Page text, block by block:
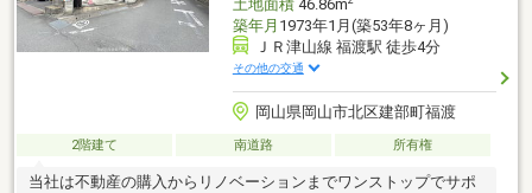
土地面積46.86m
築年月 1973年1月(築53年8ヶ月)
ＪＲ津山線 福渡駅 徒歩4分
その他の交通
岡山県岡山市北区建部町福渡
2階建て 南道路 所有権
当社は不動産の購入からリノベーションまでワンストップでサポ